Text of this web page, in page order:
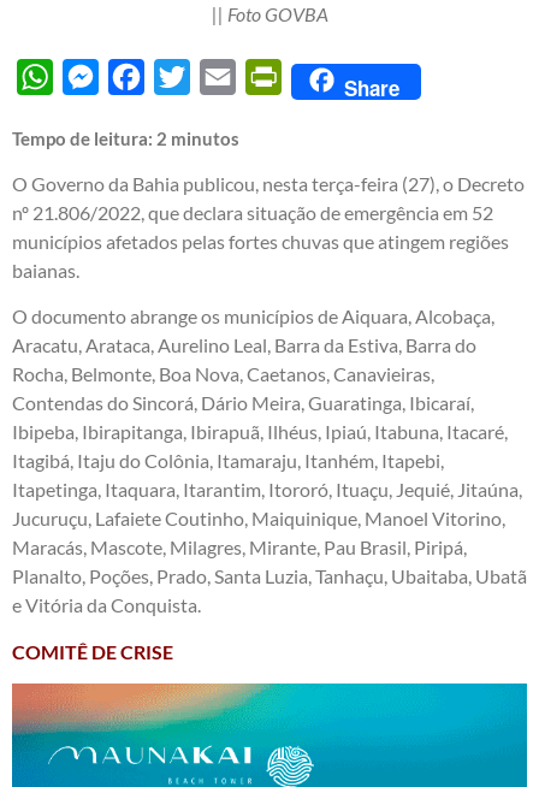
|| Foto GOVBA
WhatsAppMessengerFacebook
Twitter Email PrintFriendly
Share
Tempo de leitura: 2 minutos
O Governo da Bahia publicou, nesta terça-feira (27), o Decreto
nº 21.806/2022, que declara situação de emergência em 52
municípios afetados pelas fortes chuvas que atingem regiões
baianas.
O documento abrange os municípios de Aiquara, Alcobaça,
Aracatu, Arataca, Aurelino Leal, Barra da Estiva, Barra do
Rocha, Belmonte, Boa Nova, Caetanos, Canavieiras,
Contendas do Sincorá, Dário Meira, Guaratinga, Ibicaraí,
Ibipeba, Ibirapitanga, Ibirapuã, Ilhéus, Ipiaú, Itabuna, Itacaré,
Itagibá, Itaju do Colônia, Itamaraju, Itanhém, Itapebi,
Itapetinga, Itaquara, Itarantim, Itororó, Ituaçu, Jequié, Jitaúna,
Jucuruçu, Lafaiete Coutinho, Maiquinique, Manoel Vitorino,
Maracás, Mascote, Milagres, Mirante, Pau Brasil, Piripá,
Planalto, Poções, Prado, Santa Luzia, Tanhaçu, Ubaitaba, Ubatã
e Vitória da Conquista.
COMITÊ DE CRISE